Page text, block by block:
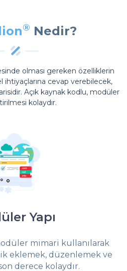
® Nedir?
olması gereken özelliklerin
ihtiyaçlarına cevap verebilecek,
Açık kaynak kodlu, modüler
kolaydır.
Yapı
mimari kullanılarak
eklemek, düzenlemek ve
derece kolaydır.